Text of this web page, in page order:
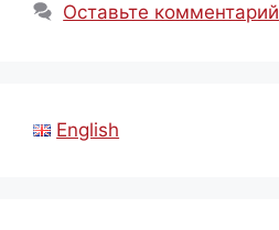
Оставьте комментарий
English